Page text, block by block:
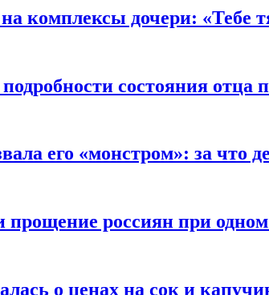
комплексы дочери: «Тебе
состояния отца
его «монстром»: за что
прощение россиян при
о ценах на сок и